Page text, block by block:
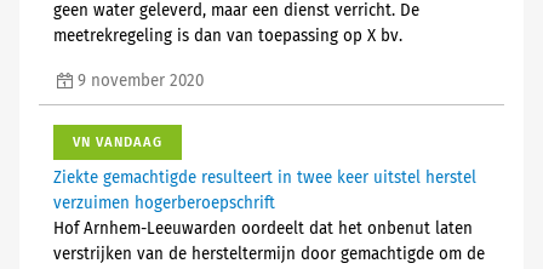
geen water geleverd, maar een dienst verricht. De
meetrekregeling is dan van toepassing op X bv.
9 november 2020
VN VANDAAG
Ziekte gemachtigde resulteert in twee keer uitstel herstel
verzuimen hogerberoepschrift
Hof Arnhem-Leeuwarden oordeelt dat het onbenut laten
verstrijken van de hersteltermijn door gemachtigde om de